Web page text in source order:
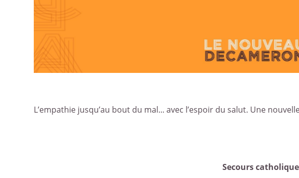
L’empathie jusqu’au bout du mal... avec l’espoir du salut. Une
Secours catholique